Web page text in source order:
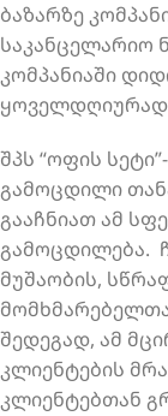
ბაზარზე
საკანცელარიო
კომპანიაში
ყოველდღიურად
შპს “ოფის
გამოცდილი
გააჩნიათ ამ
გამოცდილება.
მუშაობის,
შედეგად, ამ
კლიენტების
კლიენტებთან